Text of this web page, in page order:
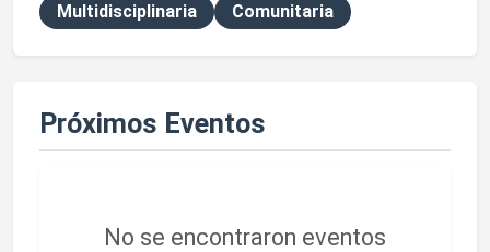
Multidisciplinaria Comunitaria
Próximos Eventos
No se encontraron eventos